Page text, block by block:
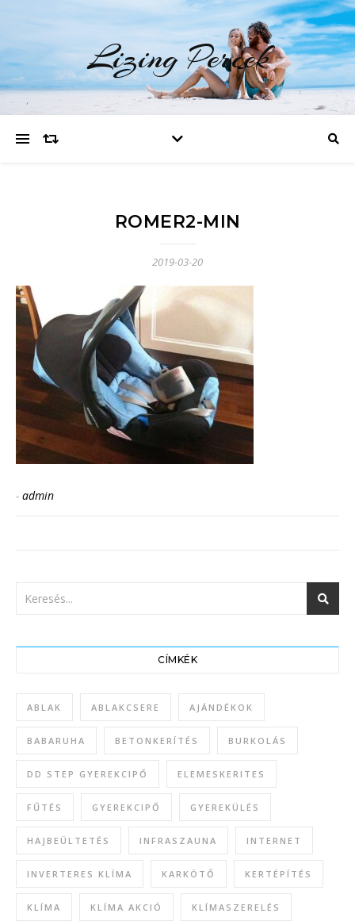
Lizing Percek
ROMER2-MIN
2019-03-20
- admin
CÍMKÉK
ABLAK ABLAKCSERE AJÁNDÉKOK
BABARUHA BETONKERÍTÉS BURKOLÁS
DD STEP GYEREKCIPŐ ELEMESKERITES
FŰTÉS GYEREKCIPŐ GYEREKÜLÉS
HAJBEÜLTETÉS INFRASZAUNA INTERNET
INVERTERES KLÍMA KARKÖTŐ KERTÉPÍTÉS
KLÍMA KLÍMA AKCIÓ KLÍMASZERELÉS